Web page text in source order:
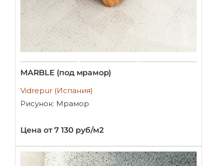
MARBLE (под мрамор)
Vidrepur (Испания)
Рисунок: Мрамор
Цена от 7 130 руб/м2